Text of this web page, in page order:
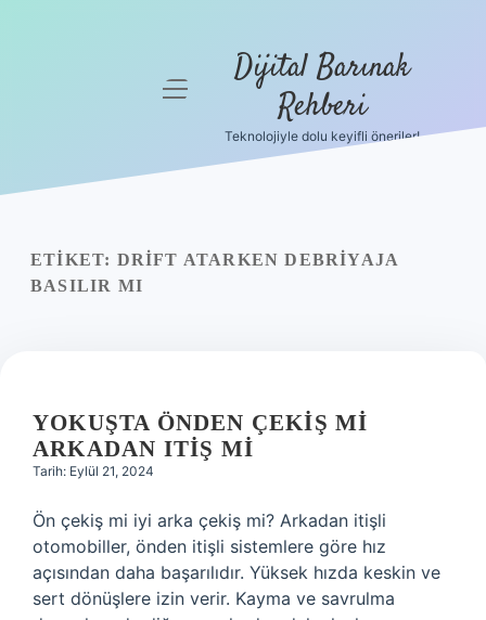
Yasal Uyarı
menüyü
Dijital Barınak
Rehberi
Teknolojiyle dolu keyifli öneriler!
ETIKET: DRIFT ATARKEN DEBRIYAJA
BASILIR MI
YOKUŞTA ÖNDEN ÇEKIŞ MI
ARKADAN ITIŞ MI
Tarih: Eylül 21, 2024
Ön çekiş mi iyi arka çekiş mi? Arkadan itişli
otomobiller, önden itişli sistemlere göre hız
açısından daha başarılıdır. Yüksek hızda keskin ve
sert dönüşlere izin verir. Kayma ve savrulma